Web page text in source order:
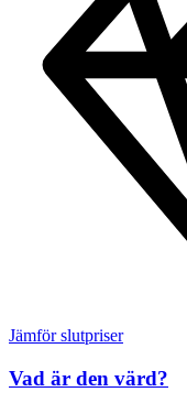
Jämför slutpriser
Vad är den värd?